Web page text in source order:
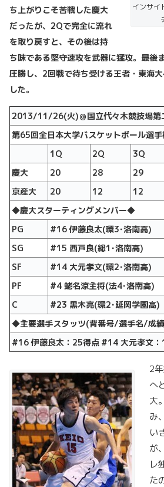
インサイ
ち上がりこそ苦戦した慶大
だったが、 2Qで完全に流れ
を取り戻すと、その後は持
ち味である堅守速攻を武器に猛攻。最後
圧勝し、 2回戦で待ち受ける王者・東海
した。
2013/11/26(火)＠国立代々木競技場第
第65回全日本大学バスケットボール選
1Q
2Q 3Q
慶大
20 28 29
京産大
20 12 12
◆慶大スターティングメンバー◆
PG
#16伊藤良太(環3･洛南高)
SG
#15 西戸良(総1 ･洛南高)
SF
#14 大元孝文(環2･洛南高)
PF
#4 蛯名涼主将(法4･洛南高)
C
#23 黒木亮(環2･延岡学園高)
◆主要選手スタッツ(背番号/選手名/成績
#16伊藤良太： 25得点 #14 大元孝文：
2
へ
大
み
い
が
レ
た